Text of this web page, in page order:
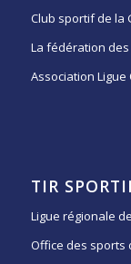
Club sportif de la
La fédération
Association
TIR
Ligue régionale
Office des sports